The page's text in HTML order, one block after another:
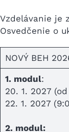
Vzdelávanie je
Osvedčenie o
NOVÝ BEH
1. modul:
20. 1. 2027
22. 1. 2027
2. modul: